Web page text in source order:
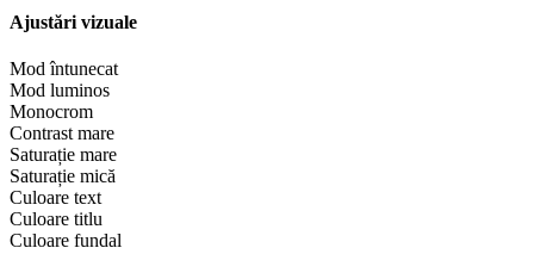
Ajustări vizuale
Mod întunecat
Mod luminos
Monocrom
Contrast mare
Saturație mare
Saturație mică
Culoare text
Culoare titlu
Culoare fundal